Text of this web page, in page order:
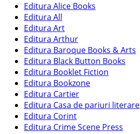
Editura Alice Books
Editura All
Editura Art
Editura Arthur
Editura Baroque Books & Arts
Editura Black Button Books
Editura Booklet Fiction
Editura Bookzone
Editura Cartier
Editura Casa de pariuri literare
Editura Corint
Editura Crime Scene Press